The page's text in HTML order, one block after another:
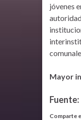
jóvenes
Mayor
Fuente:
Comparte